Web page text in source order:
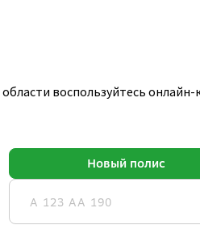
воспользуйтесь